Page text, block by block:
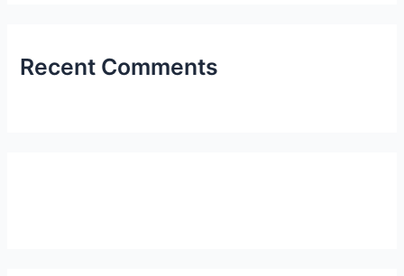
Recent Comments